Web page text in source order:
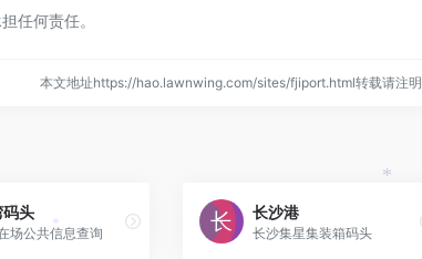
任何责任。
本文地址https://hao.lawnwing.com/sites/fjiport.html转载请注明
码头
场公共信息查询
长沙港
长沙集星集装箱码头
*